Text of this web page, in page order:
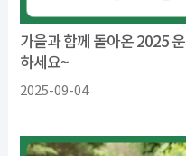
가을과 함께 돌아온 2025
하세요~
2025-09-04